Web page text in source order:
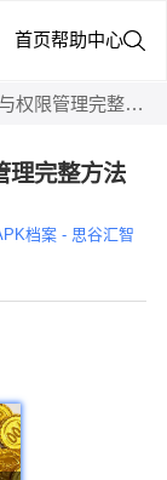
首页帮助中心
限管理完整方法
理完整方法
档案 - 思谷汇智